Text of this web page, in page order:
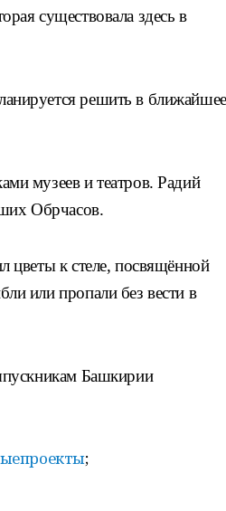
существовала здесь в
решить в ближайшее
музеев и театров. Радий
Обрчасов.
цветы к стеле, посвящённой
или пропали без вести в
Башкирии
;